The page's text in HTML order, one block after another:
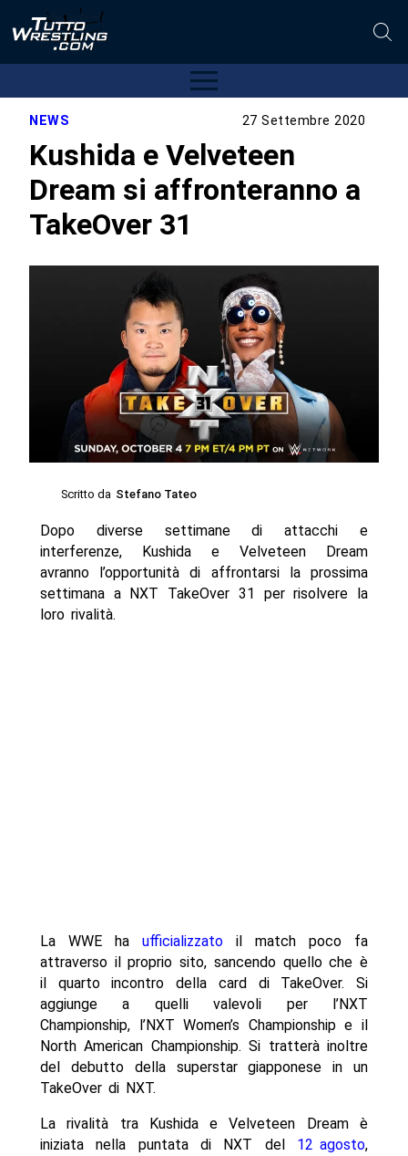
NEWS 27 Settembre 2020
Kushida e Velveteen
Dream si affronteranno a
TakeOver 31
Scritto da Stefano Tateo
Dopo diverse settimane di attacchi e
interferenze, Kushida e Velveteen Dream
avranno l’opportunità di affrontarsi la prossima
settimana a NXT TakeOver 31 per risolvere la
loro rivalità.
La WWE ha ufficializzatoil match poco fa
attraverso il proprio sito, sancendo quello che è
il quarto incontro della card di TakeOver. Si
aggiunge a quelli valevoli per l’NXT
Championship, l’NXT Women’s Championship e il
North American Championship. Si tratterà inoltre
del debutto della superstar giapponese in un
TakeOver di NXT.
La rivalità tra Kushida e Velveteen Dream è
iniziata nella puntata di NXT del 12 agosto,